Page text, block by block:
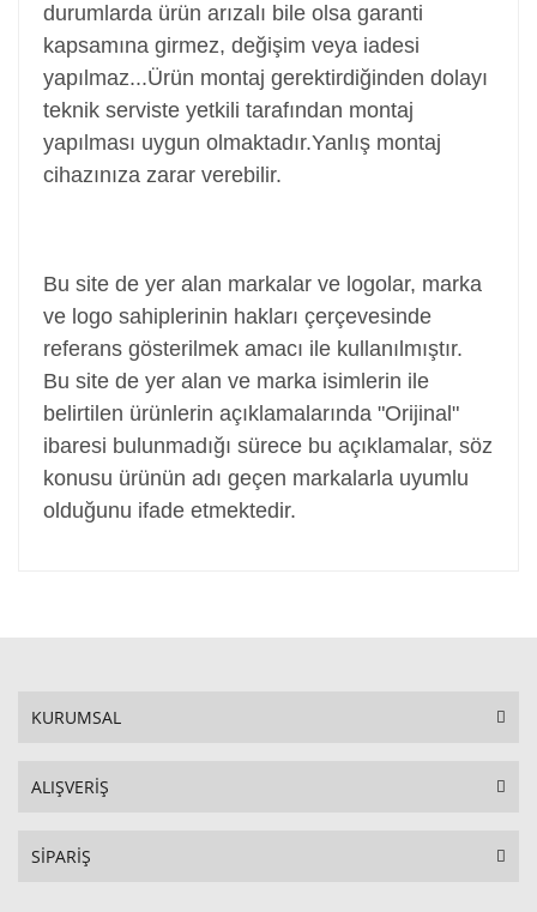
durumlarda ürün arızalı bile olsa garanti
kapsamına girmez, değişim veya iadesi
yapılmaz...Ürün montaj gerektirdiğinden dolayı
teknik serviste yetkili tarafından montaj
yapılması uygun olmaktadır.Yanlış montaj
cihazınıza zarar verebilir.
Bu site de yer alan markalar ve logolar, marka
ve logo sahiplerinin hakları çerçevesinde
referans gösterilmek amacı ile kullanılmıştır.
Bu site de yer alan ve marka isimlerin ile
belirtilen ürünlerin açıklamalarında "Orijinal"
ibaresi bulunmadığı sürece bu açıklamalar, söz
konusu ürünün adı geçen markalarla uyumlu
olduğunu ifade etmektedir.
KURUMSAL
ALIŞVERİŞ
SİPARİŞ